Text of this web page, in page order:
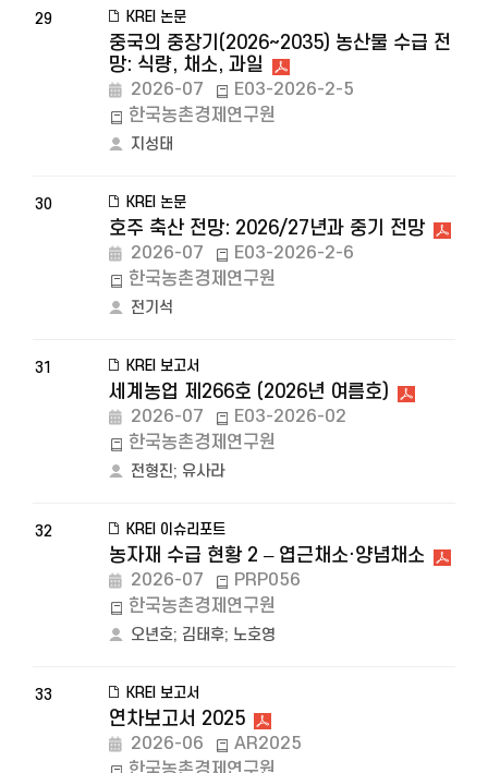
29 KREI 논문
중국의 중장기(2026~2035) 농산물 수급 전
망: 식량, 채소, 과일
2026-07
E03-2026-2-5
한국농촌경제연구원
지성태
30 KREI 논문
호주 축산 전망: 2026/27년과 중기 전망
2026-07
E03-2026-2-6
한국농촌경제연구원
전기석
31 KREI 보고서
세계농업 제266호 (2026년 여름호)
2026-07
E03-2026-02
한국농촌경제연구원
전형진; 유사라
32 KREI 이슈리포트
농자재 수급 현황 2 – 엽근채소·양념채소
2026-07
PRP056
한국농촌경제연구원
오년호; 김태후; 노호영
33 KREI 보고서
연차보고서 2025
2026-06
AR2025